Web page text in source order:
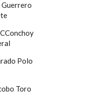
Guerrero
Polo
Toro